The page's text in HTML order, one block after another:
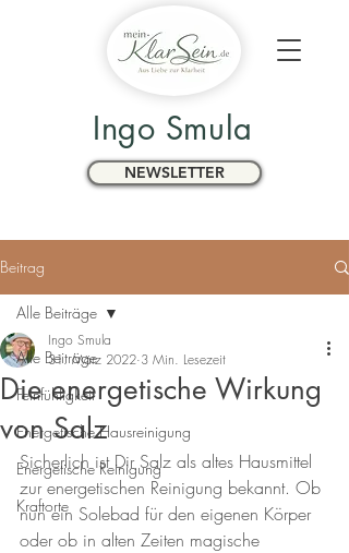
Ingo Smula
NEWSLETTER
Beitrag
Alle Beiträge
Feinfühligkeit
Energetische Hausreinigung
Energetische Reinigung
Kraftorte
Alle Beiträge
Die energetische Wirkung
von Salz
Ingo Smula
31. März 2022 3 Min. Lesezeit
Sicherlich ist Dir Salz als altes Hausmittel
zur energetischen Reinigung bekannt. Ob
nun ein Solebad für den eigenen Körper
oder ob in alten Zeiten magische